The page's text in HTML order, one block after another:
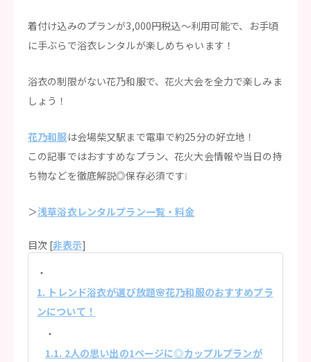
着付け込みのプランが3,000円税込〜利用可能で、お手頃
に手ぶらで浴衣レンタルが楽しめちゃいます！
浴衣の制限がない花乃和服で、花火大会を全力で楽しみま
しょう！
花乃和服は会場柴又駅まで電車で約25分の好立地！
この記事ではおすすめなプラン、花火大会情報や当日の持
ち物などを徹底解説◎保存必須です❕
＞浅草浴衣レンタルプラン一覧・料金
目次 [非表示]
1. トレンド浴衣が選び放題🌸花乃和服のおすすめプラ
ンについて！
1.1. 2人の思い出の1ページに◎カップルプランが